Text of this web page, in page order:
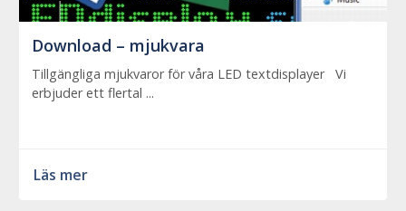
Download – mjukvara
Tillgängliga mjukvaror för våra LED textdisplayer Vi
erbjuder ett flertal ...
Läs mer